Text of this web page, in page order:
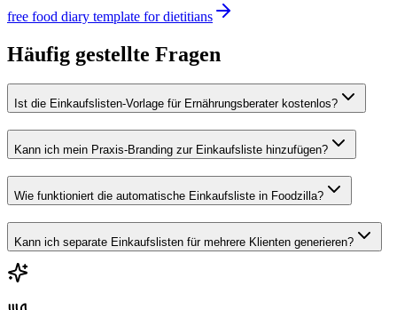
free food diary template for dietitians
Häufig gestellte Fragen
Ist die Einkaufslisten-Vorlage für Ernährungsberater kostenlos?
Kann ich mein Praxis-Branding zur Einkaufsliste hinzufügen?
Wie funktioniert die automatische Einkaufsliste in Foodzilla?
Kann ich separate Einkaufslisten für mehrere Klienten generieren?